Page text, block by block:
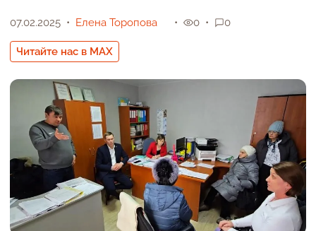
07.02.2025 Елена Торопова
Читайте нас в MAX
0 0